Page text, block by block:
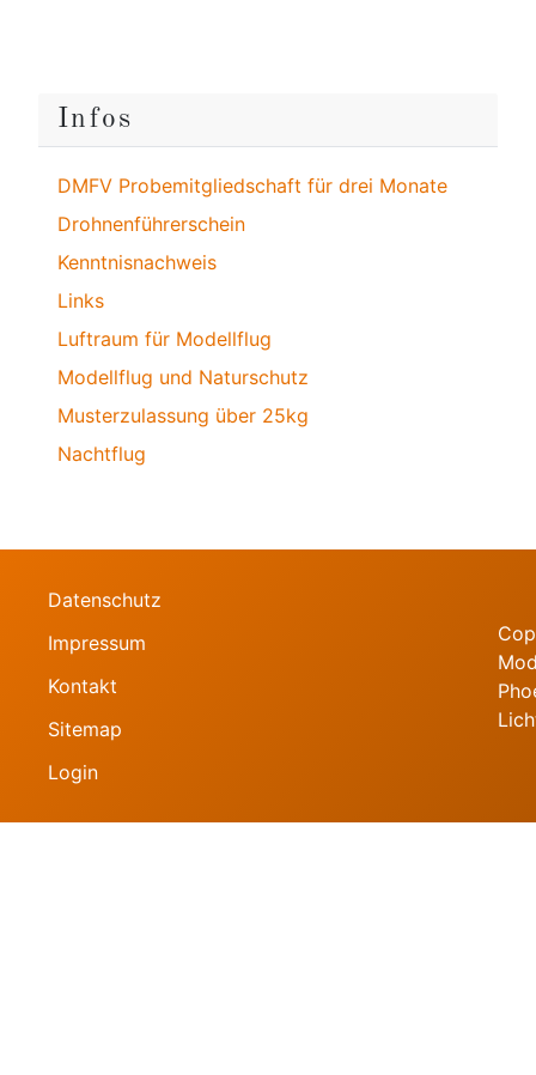
Infos
DMFV Probemitgliedschaft für drei Monate
Drohnenführerschein
Kenntnisnachweis
Links
Luftraum für Modellflug
Modellflug und Naturschutz
Musterzulassung über 25kg
Nachtflug
Datenschutz
Impressum
Kontakt
Sitemap
Login